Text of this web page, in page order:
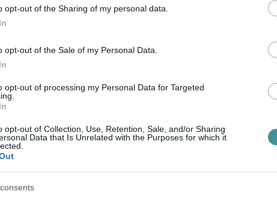
opt-out of the Sharing of my personal data.
opt-out of the Sale of my Personal Data.
opt-out of processing my Personal Data for Targeted
opt-out of Collection, Use, Retention, Sale, and/or Sharing
Data that Is Unrelated with the Purposes for which it
az EGRI ÜGYEK Google Hírek oldalán!